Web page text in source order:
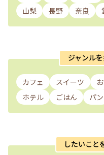
山梨
長野 奈良
ジャンル
カフェ スイーツ
ホテル
ごはん パン
したいこと